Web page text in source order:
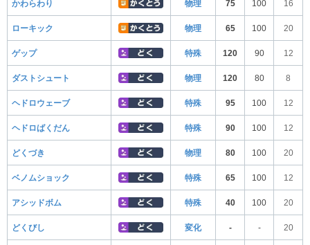
かわらわり 物理 75 100 16
ローキック 物理 65 100 20
ゲップ 特殊 120 90 12
ダストシュート 物理 120 80 8
ヘドロウェーブ 特殊 95 100 12
ヘドロばくだん 特殊 90 100 12
どくづき 物理 80 100 20
ベノムショック 特殊 65 100 12
アシッドボム 特殊 40 100 20
どくびし 変化 - - 20